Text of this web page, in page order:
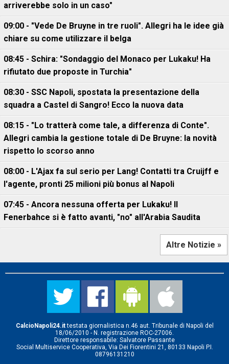
arriverebbe solo in un caso"
09:00 - "Vede De Bruyne in tre ruoli". Allegri ha le idee già
chiare su come utilizzare il belga
08:45 - Schira: "Sondaggio del Monaco per Lukaku! Ha
rifiutato due proposte in Turchia"
08:30 - SSC Napoli, spostata la presentazione della
squadra a Castel di Sangro! Ecco la nuova data
08:15 - "Lo tratterà come tale, a differenza di Conte".
Allegri cambia la gestione totale di De Bruyne: la novità
rispetto lo scorso anno
08:00 - L'Ajax fa sul serio per Lang! Contatti tra Cruijff e
l'agente, pronti 25 milioni più bonus al Napoli
07:45 - Ancora nessuna offerta per Lukaku! Il
Fenerbahce si è fatto avanti, "no" all'Arabia Saudita
Altre Notizie »
CalcioNapoli24.ittestata giornalistica n.46 aut. Tribunale di Napoli del
18/06/2010 - N. registrazione ROC-27006.
Direttore responsabile: Salvatore Passante
Social Multiservice Cooperativa, Via Dei Fiorentini 21, 80133 Napoli P.I.
08796131210